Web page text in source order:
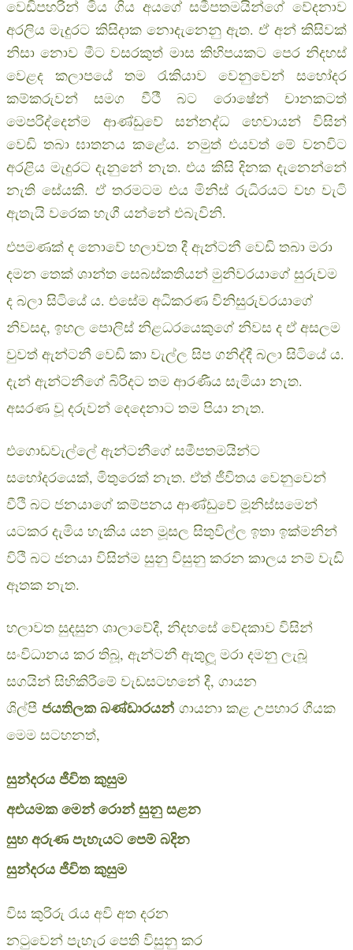
වෙඩිපහරින් මිය ගිය අයගේ සමීපතමයින්ගේ වේදනාව
අරලිය මැදුරට කිසිදාක නොදැනෙනු ඇත. ඒ අන් කිසිවක්
නිසා නොව මීට වසරකුත් මාස කිහිපයකට පෙර නිදහස්
වෙළද කලාපයේ තම රැකියාව වෙනුවෙන් සහෝදර
කම්කරුවන් සමග වීථී බට රොෂේන් චානකටත්
මෙපරිද්දෙන්ම ආණ්ඩුවේ සන්නද්ධ හෙවායන් විසින්
වෙඩි තබා ඝාතනය කළේය. නමුත් එයවත් මේ වනවිට
අරළිය මැදුරට දැනුනේ නැත. එය කිසි දිනක දැනෙන්නේ
නැති සේයකි. ඒ තරමටම එය මිනිස් රුධිරයට වහ වැටි
ඇතැයි වරෙක හැගී යන්නේ එබැවිනි.
එපමණක් ද නොවේ හලාවත දී ඇන්ටනී වෙඩි තබා මරා
දමන තෙක් ශාන්ත සෙබස්කතියන් මුනිවරයාගේ සුරුවම
ද බලා සිටියේ ය. එසේම අධිකරණ විනිසුරුවරයාගේ
නිවසද, ඉහල පොලිස් නිළධරයෙකුගේ නිවස ද ඒ අසලම
වුවත් ඇන්ටනී වෙඩි කා වැල්ල සිප ගනිද්දී බලා සිටියේ ය.
දැන් ඇන්ටනීගේ බිරිදට තම ආරණීය සැමියා නැත.
අසරණ වූ දරුවන් දෙදෙනාට තම පියා නැත.
එගොඩවැල්ලේ ඇන්ටනීගේ සමීපතමයින්ට
සහෝදරයෙක්, මිතුරෙක් නැත. ඒත් ජීවිතය වෙනුවෙන්
වීථි බට ජනයාගේ කම්පනය ආණ්ඩුවේ මූනිස්සමෙන්
යටකර දැමිය හැකිය යන මූසල සිතුවිල්ල ඉතා ඉක්මනින්
විථි බට ජනයා විසින්ම සුනු විසුනු කරන කාලය නම් වැඩි
ඈතක නැත.
හලාවත සුදසුන ශාලාවේදී, නිදහසේ වේදකාව විසින්
සංවිධානය කර තිබූ, ඇන්ටනී ඇතුලූ මරා දමනු ලැබූ
සගයින් සිහිකිරීමේ වැඩසටහනේ දී, ගායන
ශිල්පී ජයතිලක බණ්ඩාරයන් ගායනා කළ උපහාර ගීයක
මෙම සටහනත්,
සුන්දරය ජීවිත කුසුම
අඑයමක මෙන් රොන් සුනු සළන
සුභ අරුණ පැහැයට පෙම් බදින
සුන්දරය ජීවිත කුසුම
විස කුරිරු රැය අවි අත දරන
නටුවෙන් පැහැර පෙති විසුනු කර